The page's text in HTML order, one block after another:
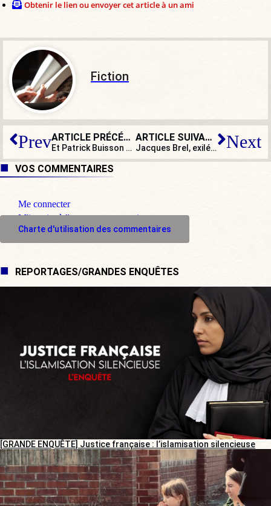
Obtenir le lien ou envoyer cet article à un ami
Fiction
Prev ARTICLE PRÉCÉDENT
Et Patrick Buisson enterra l’union des droites…
ARTICLE SUIVANT
Jacques Brel, exilé au Québec, nous manque…. Next
VOS COMMENTAIRES
Me connecter
M'inscrire à l'espace commentaire
Charte d'utilisation des commentaires
REPORTAGES/GRANDES ENQUÊTES
[GRANDE ENQUÊTE] Justice française : l’islamisation silencieuse